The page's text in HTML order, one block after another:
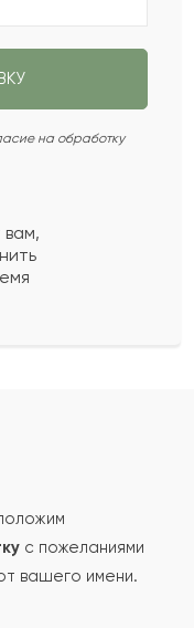
на обработку
вам,
с пожеланиями
вашего имени.